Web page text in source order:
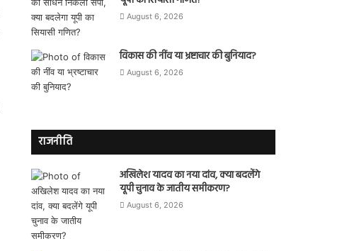
August 6, 2026
विकास की नींव या भ्रष्टाचार की बुनियाद?
August 6, 2026
राजनीति
अखिलेश यादव का नया दांव, क्या बदलेंगे
यूपी चुनाव के जातीय समीकरण?
August 6, 2026